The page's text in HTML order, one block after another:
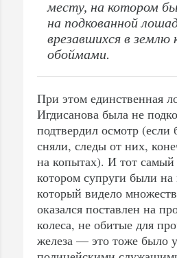
месту, на котором
на подкованной
врезавшихся в землю
обоймами.
При этом единственная
Игдисанова была не
подтвердил осмотр
сняли, следы от них,
на копытах). И тот самый
котором супруги были на
который видело
оказался поставлен на
колеса, не обитые для
железа — это тоже было